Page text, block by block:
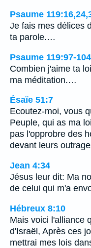
Psaume
Je fais mes délices
ta parole.…
Psaume 119:97-
Combien j'aime ta
ma méditation.…
Ésaïe 51:7
Ecoutez-moi, vous
Peuple, qui as ma
pas l'opprobre des
devant leurs
Jean 4:34
Jésus leur dit: Ma
de celui qui m'a
Hébreux 8:10
Mais voici l'alliance
d'Israël, Après ces
mettrai mes lois